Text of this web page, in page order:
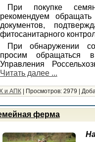
При покупке семян
рекомендуем
документов,
фитосанитарного
При обнаружении
просим обращаться
Управления
Читать далее ...
и АПК| Просмотров: 2979
ферма